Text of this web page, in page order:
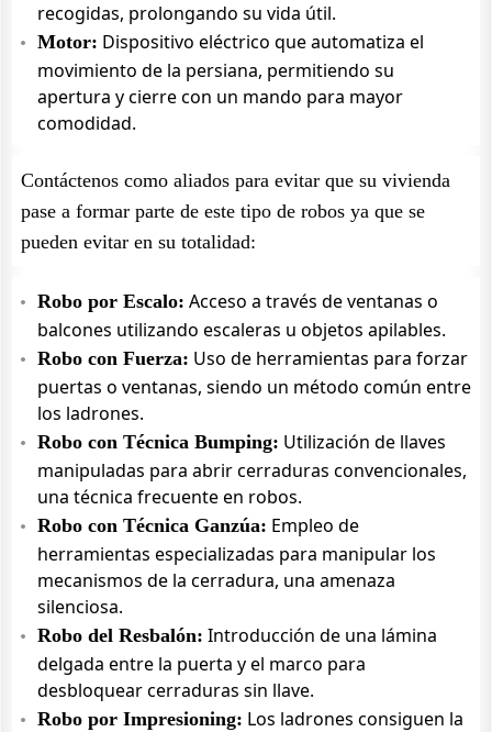
recogidas, prolongando su vida útil.
Motor: Dispositivo eléctrico que automatiza el
movimiento de la persiana, permitiendo su
apertura y cierre con un mando para mayor
comodidad.
Contáctenos como aliados para evitar que su vivienda
pase a formar parte de este tipo de robos ya que se
pueden evitar en su totalidad:
Robo por Escalo: Acceso a través de ventanas o
balcones utilizando escaleras u objetos apilables.
Robo con Fuerza: Uso de herramientas para forzar
puertas o ventanas, siendo un método común entre
los ladrones.
Robo con Técnica Bumping: Utilización de llaves
manipuladas para abrir cerraduras convencionales,
una técnica frecuente en robos.
Robo con Técnica Ganzúa: Empleo de
herramientas especializadas para manipular los
mecanismos de la cerradura, una amenaza
silenciosa.
Robo del Resbalón: Introducción de una lámina
delgada entre la puerta y el marco para
desbloquear cerraduras sin llave.
Robo por Impresioning: Los ladrones consiguen la